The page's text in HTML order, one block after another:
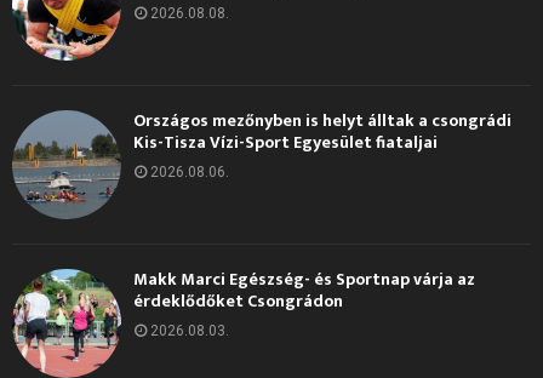
2026.08.08.
Országos mezőnyben is helyt álltak a csongrádi
Kis-Tisza Vízi-Sport Egyesület fiataljai
2026.08.06.
Makk Marci Egészség- és Sportnap várja az
érdeklődőket Csongrádon
2026.08.03.